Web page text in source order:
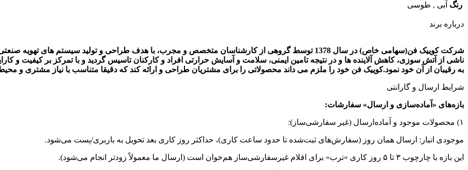
رنگ آبی , طوسی
درباره برند
شرکت کوییک فن(سهامی خاص) در سال 1378 توسط گروهی از کارشناسان متخصص و مجرب، با هدف طراحی و تولید سیستم
ناشی از آتش سوزی، کاهش آلاینده ها و در نتیجه تامین ایمنی، سلامت و آسایش حرارتی افراد و کارکنان تاسیس گردید و با تمرکز بر کیفیت
به رقیبان از آن خود نمود.کوییک فن خود را ملزم می داند محصولاتی را برای مشتریان طراحی و ارائه کند که دقیقا متناسب با نیاز مشتری و
شرایط ارسال و گارانتی
بازه‌های «آماده‌سازی و ارسال» سفارشات:
۱) محصولات موجود و آماده‌ارسال (غیر سفارشی‌ساز):
موجودی انبار: ارسال همان روز (سفارش‌های ثبت‌شده تا حدود ساعت کاری)، حداکثر روز کاری بعد تحویل به باربری/پست می‌شود.
این بازه با چارچوب ۳ تا ۵ روز کاری «ترب» برای اقلام غیرسفارشی‌ساز هم‌خوان است (ارسال ما معمولاً زودتر انجام می‌شود).